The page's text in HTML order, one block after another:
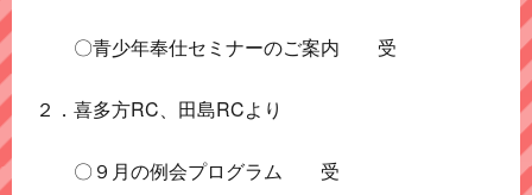
〇青少年奉仕セミナーのご案内 受
２．喜多方RC、田島RCより
〇９月の例会プログラム 受